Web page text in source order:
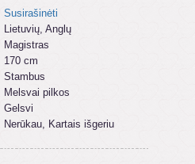
Susirašinėti
Lietuvių, Anglų
Magistras
170 cm
Stambus
Melsvai pilkos
Gelsvi
Nerūkau, Kartais išgeriu